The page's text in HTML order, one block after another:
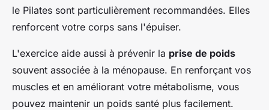
le Pilates sont particulièrement recommandées. Elles
renforcent votre corps sans l'épuiser.
L'exercice aide aussi à prévenir la prise de poids
souvent associée à la ménopause. En renforçant vos
muscles et en améliorant votre métabolisme, vous
pouvez maintenir un poids santé plus facilement.